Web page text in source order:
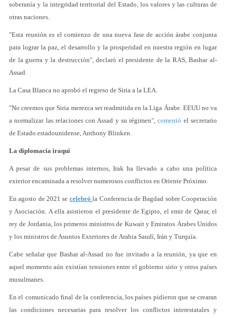
soberanía y la integridad territorial del Estado, los valores y las culturas de
otras naciones.
"Esta reunión es el comienzo de una nueva fase de acción árabe conjunta
para lograr la paz, el desarrollo y la prosperidad en nuestra región en lugar
de la guerra y la destrucción", declaró el presidente de la RAS, Bashar al-
Assad.
La Casa Blanca no aprobó el regreso de Siria a la LEA.
"No creemos que Siria merezca ser readmitida en la Liga Árabe. EEUU no va
a normalizar las relaciones con Assad y su régimen",comentó el secretario
de Estado estadounidense, Anthony Blinken.
La diplomacia iraquí
A pesar de sus problemas internos, Irak ha llevado a cabo una política
exterior encaminada a resolver numerosos conflictos en Oriente Próximo.
En agosto de 2021 se celebró la Conferencia de Bagdad sobre Cooperación
y Asociación. A ella asistieron el presidente de Egipto, el emir de Qatar, el
rey de Jordania, los primeros ministros de Kuwait y Emiratos Árabes Unidos
y los ministros de Asuntos Exteriores de Arabia Saudí, Irán y Turquía.
Cabe señalar que Bashar al-Assad no fue invitado a la reunión, ya que en
aquel momento aún existían tensiones entre el gobierno sirio y otros países
musulmanes.
En el comunicado final de la conferencia, los países pidieron que se crearan
las condiciones necesarias para resolver los conflictos interestatales y